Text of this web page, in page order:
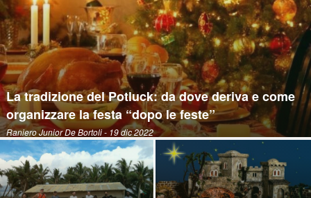
La tradizione del Potluck: da dove deriva e come
organizzare la festa “dopo le feste”
Raniero Junior De Bortoli- 19 dic 2022